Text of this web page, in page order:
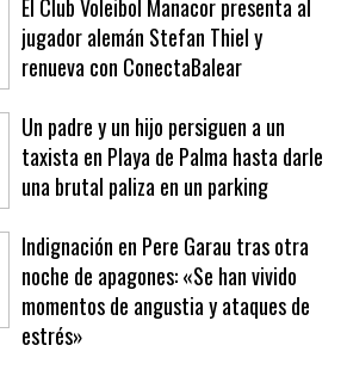
El Club Voleibol Manacor presenta al
jugador alemán Stefan Thiel y
renueva con ConectaBalear
Un padre y un hijo persiguen a un
taxista en Playa de Palma hasta darle
una brutal paliza en un parking
Indignación en Pere Garau tras otra
noche de apagones: «Se han vivido
momentos de angustia y ataques de